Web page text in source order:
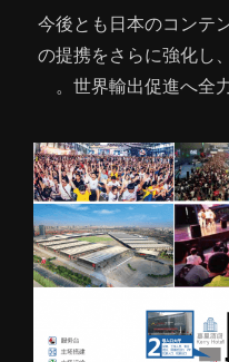
今後とも日本のコンテ
の提携をさらに強化し
世界輸出促進へ全